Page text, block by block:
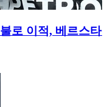
로 이적, 베르스타